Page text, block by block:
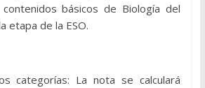
contenidos básicos de Biología del
etapa de la ESO.
categorías: La nota se calculará